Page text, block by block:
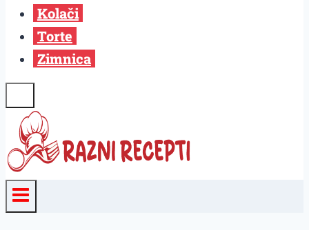
Kolači
Torte
Zimnica